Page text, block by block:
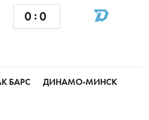
БАРС
0 :0
ДИНАМО-МИНСК